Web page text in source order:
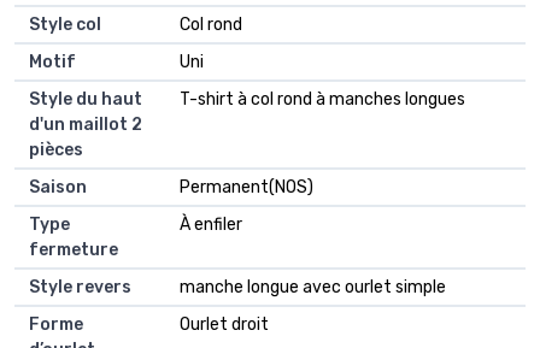
Style col
Col rond
Motif
Uni
Style du haut
d'un maillot 2
pièces
T-shirt à col rond à manches longues
Saison
Permanent(NOS)
Type
fermeture
À enfiler
Style revers
manche longue avec ourlet simple
Forme
Ourlet droit